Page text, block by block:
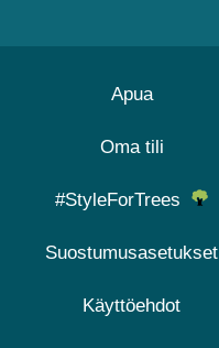
Apua
Oma tili
#StyleForTrees
Suostumusasetukset
Käyttöehdot